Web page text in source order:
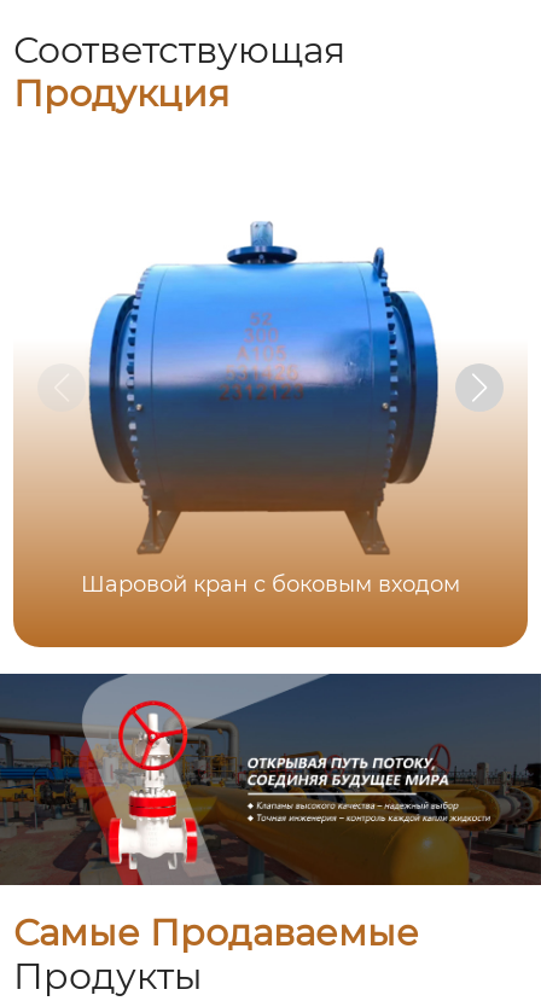
Соответствующая
Продукция
Шаровой кран с боковым входом
Самые Продаваемые
Продукты